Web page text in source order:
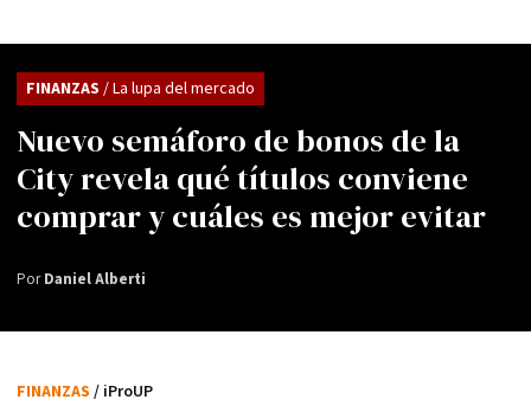
Nuevo semáforo de bonos de la
City revela qué títulos conviene
comprar y cuáles es mejor evitar
FINANZAS / La lupa del mercado
PorDaniel Alberti
FINANZAS / iProUP